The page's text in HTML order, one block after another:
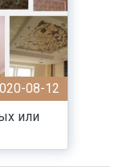
08-12
или